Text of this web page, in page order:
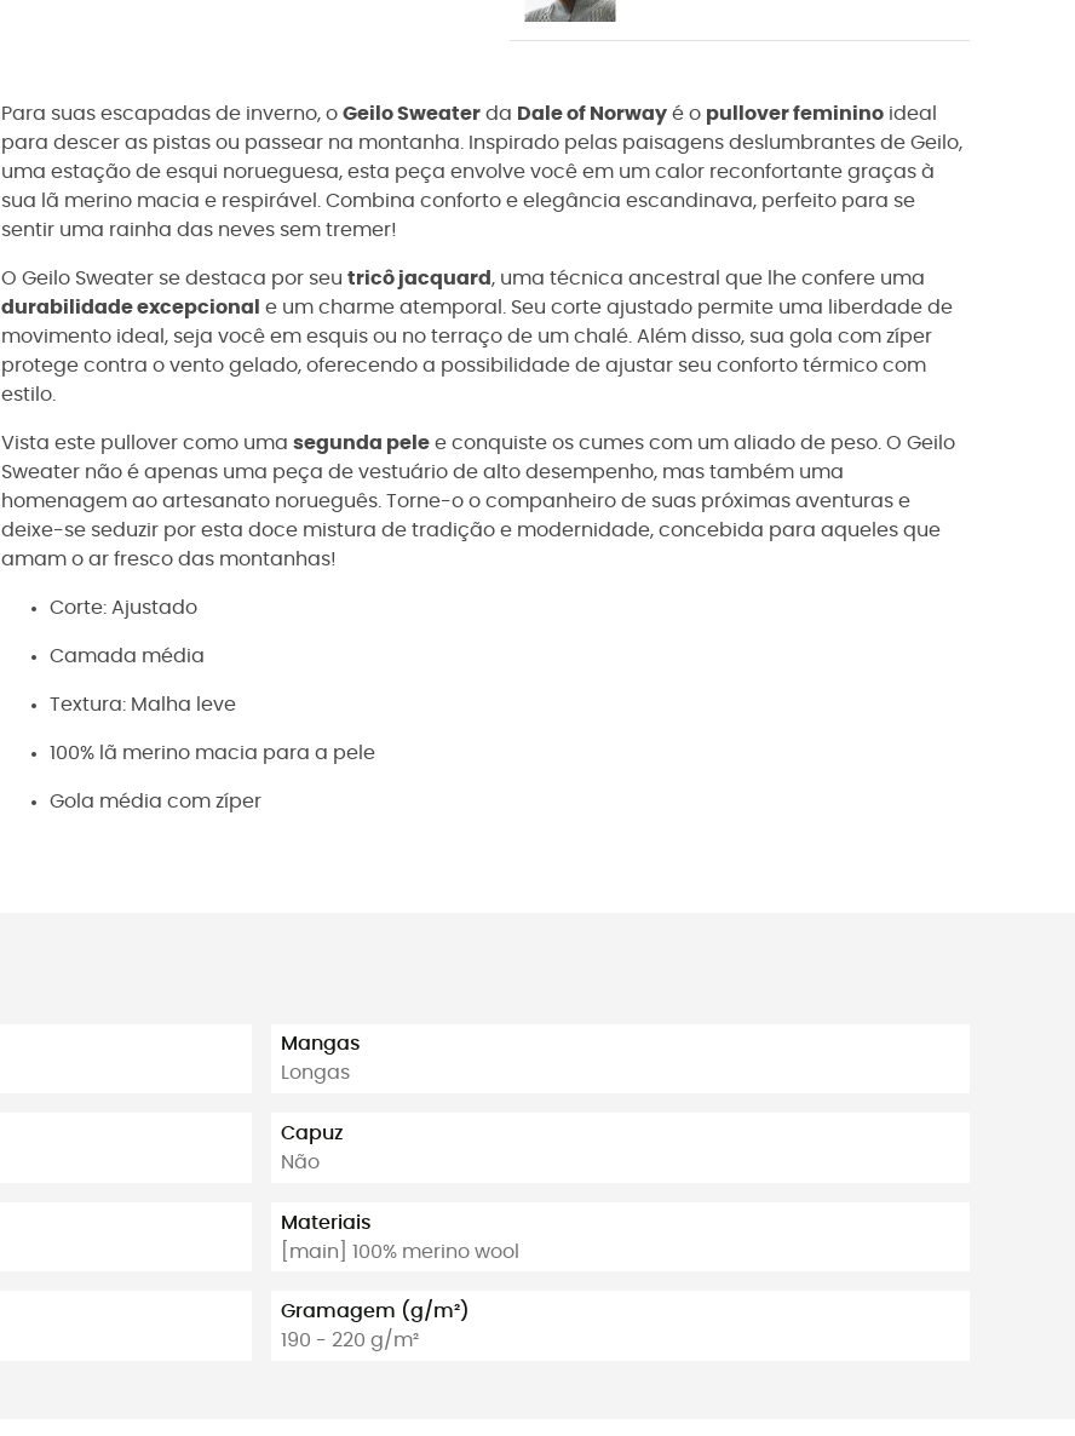
Para suas escapadas de inverno, o Geilo Sweater da Dale of Norway é o pullover feminino ideal
para descer as pistas ou passear na montanha. Inspirado pelas paisagens deslumbrantes de Geilo,
uma estação de esqui norueguesa, esta peça envolve você em um calor reconfortante graças à
sua lã merino macia e respirável. Combina conforto e elegância escandinava, perfeito para se
sentir uma rainha das neves sem tremer!
O Geilo Sweater se destaca por seu tricô jacquard , uma técnica ancestral que lhe confere uma
durabilidade excepcional
e um charme atemporal. Seu corte ajustado permite uma liberdade de
movimento ideal, seja você em esquis ou no terraço de um chalé. Além disso, sua gola com zíper
protege contra o vento gelado, oferecendo a possibilidade de ajustar seu conforto térmico com
estilo.
Vista este pullover como uma segunda pele e conquiste os cumes com um aliado de peso. O Geilo
Sweater não é apenas uma peça de vestuário de alto desempenho, mas também uma
homenagem ao artesanato norueguês. Torne-o o companheiro de suas próximas aventuras e
deixe-se seduzir por esta doce mistura de tradição e modernidade, concebida para aqueles que
amam o ar fresco das montanhas!
Corte: Ajustado
Camada média
Textura: Malha leve
100% lã merino macia para a pele
Gola média com zíper
Mangas
Longas
Capuz
Não
Materiais
[main] 100% merino wool
Gramagem (g/m²)
190 - 220 g/m²